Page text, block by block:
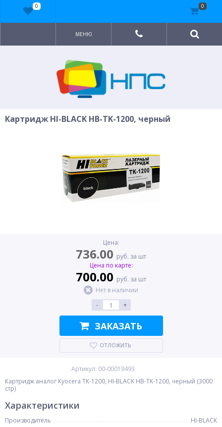
МЕНЮ
Картридж HI-BLACK HB-TK-1200, черный
Цена:
736.00 руб. за шт
Цена по карте:
700.00 руб. за шт
Нет в наличии
-
+
ЗАКАЗАТЬ
ОТЛОЖИТЬ
Артикул: 00-00019493
Картридж аналог Kyocera TK-1200, HI-BLACK HB-TK-1200, черный (3000
стр)
Характеристики
Производитель
HI-BLACK
0 0